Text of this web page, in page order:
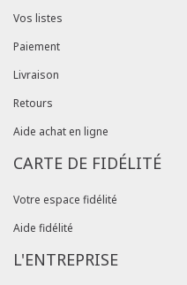
Vos listes
Paiement
Livraison
Retours
Aide achat en ligne
CARTE DE FIDÉLITÉ
Votre espace fidélité
Aide fidélité
L'ENTREPRISE